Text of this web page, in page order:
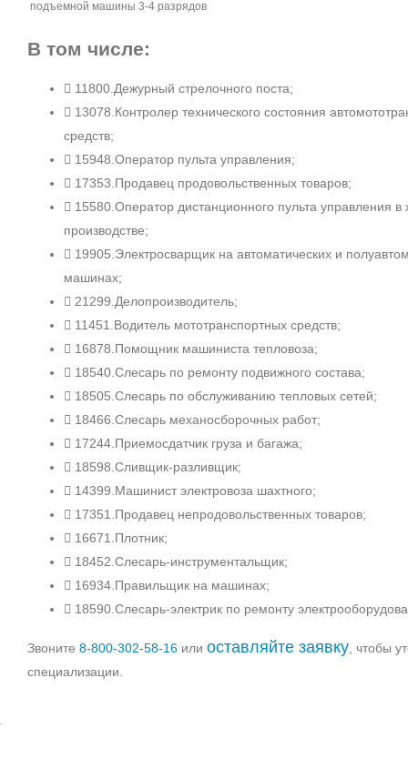
подъемной машины 3‑4 разрядов
В том числе:
11800.Дежурный стрелочного поста;
13078.Контролер технического состояния
средств;
15948.Оператор пульта управления;
17353.Продавец продовольственных товаров;
15580.Оператор дистанционного пульта управления в
производстве;
19905.Электросварщик на автоматических и
машинах;
21299.Делопроизводитель;
11451.Водитель мототранспортных средств;
16878.Помощник машиниста тепловоза;
18540.Слесарь по ремонту подвижного состава;
18505.Слесарь по обслуживанию тепловых сетей;
18466.Слесарь механосборочных работ;
17244.Приемосдатчик груза и багажа;
18598.Сливщик-разливщик;
14399.Машинист электровоза шахтного;
17351.Продавец непродовольственных товаров;
16671.Плотник;
18452.Слесарь-инструментальщик;
16934.Правильщик на машинах;
18590.Слесарь-электрик по ремонту
Звоните 8‑800‑302‑58‑16 или оставляйте заявку , чтобы
специализации.